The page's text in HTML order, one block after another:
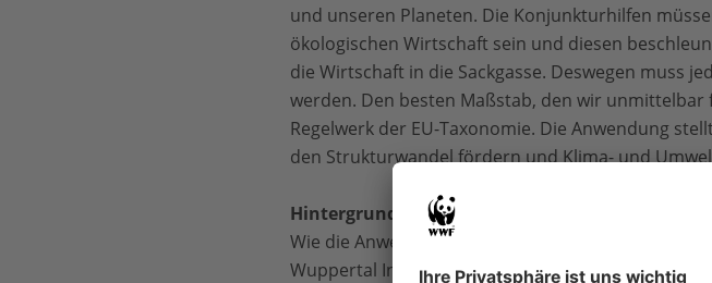
und unseren Planeten. Die Konjunkturhilfen
ökologischen Wirtschaft sein und diesen
die Wirtschaft in die Sackgasse. Deswegen muss
werden. Den besten Maßstab, den wir
Regelwerk der EU-Taxonomie. Die Anwendung
den Strukturwandel fördern und Klima- und
Hintergrund
Wie die Anwendung der EU-Taxonomie in der
Wuppertal Institut für Klima, Umwelt, Energie in